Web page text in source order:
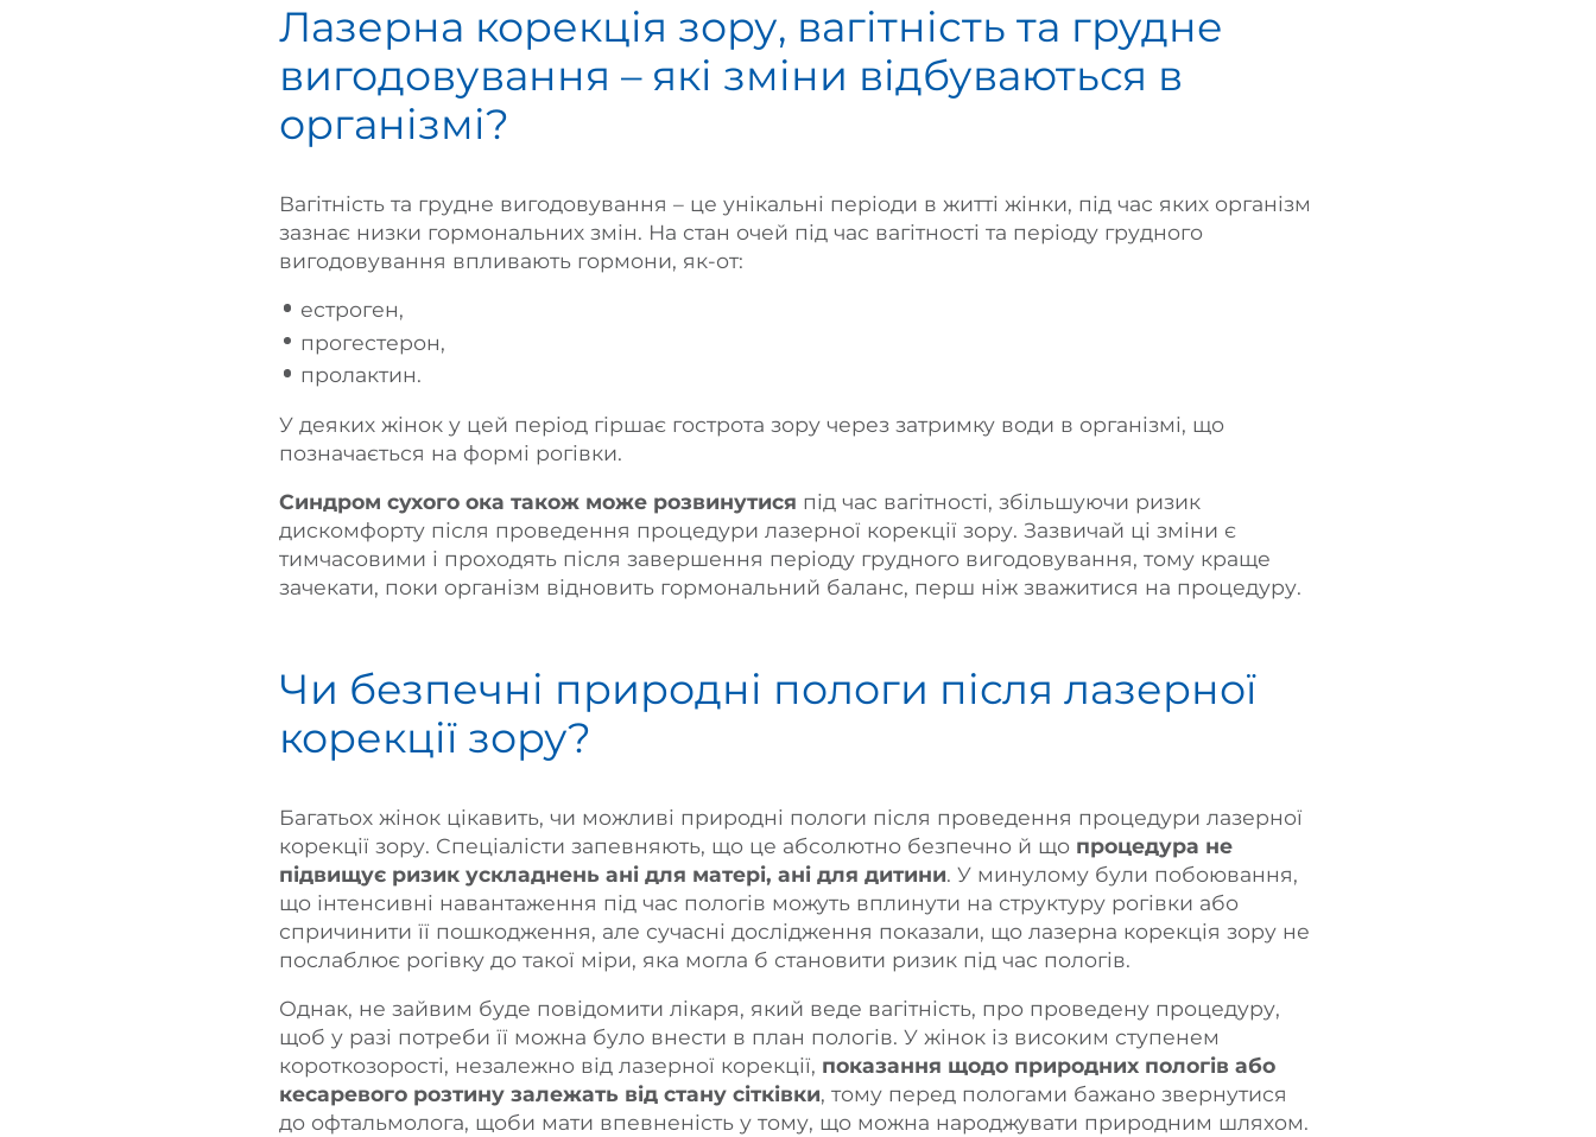
Лазерна корекція зору, вагітність та грудне
вигодовування – які зміни відбуваються в
організмі?
Вагітність та грудне вигодовування – це унікальні періоди в житті жінки, під час яких організм
зазнає низки гормональних змін. На стан очей під час вагітності та періоду грудного
вигодовування впливають гормони, як-от:
естроген,
прогестерон,
пролактин.
У деяких жінок у цей період гіршає гострота зору через затримку води в організмі, що
позначається на формі рогівки.
Синдром сухого ока також може розвинутися під час вагітності, збільшуючи ризик
дискомфорту після проведення процедури лазерної корекції зору. Зазвичай ці зміни є
тимчасовими і проходять після завершення періоду грудного вигодовування, тому краще
зачекати, поки організм відновить гормональний баланс, перш ніж зважитися на процедуру.
Чи безпечні природні пологи після лазерної
корекції зору?
Багатьох жінок цікавить, чи можливі природні пологи після проведення процедури лазерної
корекції зору. Спеціалісти запевняють, що це абсолютно безпечно й що процедура не
підвищує ризик ускладнень ані для матері, ані для дитини. У минулому були побоювання,
що інтенсивні навантаження під час пологів можуть вплинути на структуру рогівки або
спричинити її пошкодження, але сучасні дослідження показали, що лазерна корекція зору не
послаблює рогівку до такої міри, яка могла б становити ризик під час пологів.
Однак, не зайвим буде повідомити лікаря, який веде вагітність, про проведену процедуру,
щоб у разі потреби її можна було внести в план пологів. У жінок із високим ступенем
короткозорості, незалежно від лазерної корекції, показання щодо природних пологів або
кесаревого розтину залежать від стану сітківки, тому перед пологами бажано звернутися
до офтальмолога, щоби мати впевненість у тому, що можна народжувати природним шляхом.